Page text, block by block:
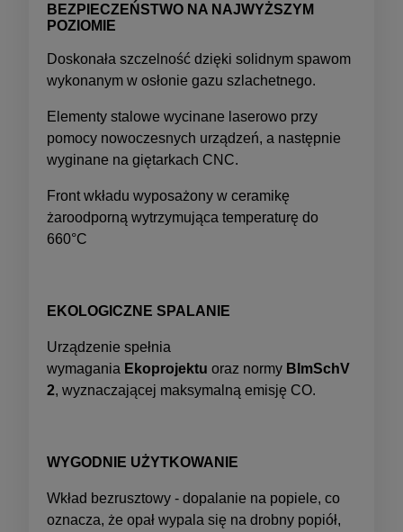
BEZPIECZEŃSTWO NA NAJWYŻSZYM
POZIOMIE
Doskonała szczelność dzięki solidnym spawom
wykonanym w osłonie gazu szlachetnego.
Elementy stalowe wycinane laserowo przy
pomocy nowoczesnych urządzeń, a następnie
wyginane na giętarkach CNC.
Front wkładu wyposażony w ceramikę
żaroodporną wytrzymująca temperaturę do
660°C
EKOLOGICZNE SPALANIE
Urządzenie spełnia
wymagania Ekoprojektu oraz normy BImSchV
2, wyznaczającej maksymalną emisję CO.
WYGODNIE UŻYTKOWANIE
Wkład bezrusztowy - dopalanie na popiele, co
oznacza, że opał wypala się na drobny popiół,